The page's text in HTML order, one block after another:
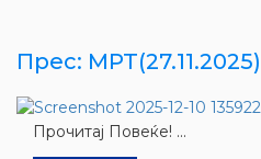
Прес: МРТ(27.11.2025)
Прочитај Повеќе! ...